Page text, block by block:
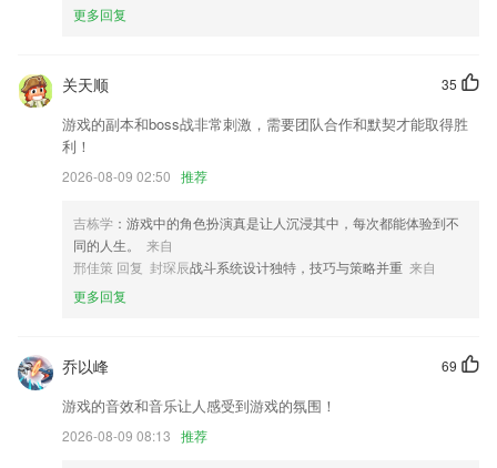
6.全球首创消费分享型万众创业平台
大量车辆定位点聚合成实时路况，实时变化的车流颜色即代表了道路的实
时情况；
新增结束订单后抽奖活动
优化 | 直播支持画中画
隐私政策已改了，请审核时细心看下。
各处细节改进与优化
联系我们
品进行优化修改。
更多回复
35
关天顺
游戏的副本和boss战非常刺激，需要团队合作和默契才能取得胜
利！
2026-08-09 02:50 推荐
吉栋学 ：游戏中的角色扮演真是让人沉浸其中，每次都能体验到不
同的人生。
来自
邢佳策 回复 封琛辰战斗系统设计独特，技巧与策略并重 来自
更多回复
69
乔以峰
游戏的音效和音乐让人感受到游戏的氛围！
2026-08-09 08:13 推荐